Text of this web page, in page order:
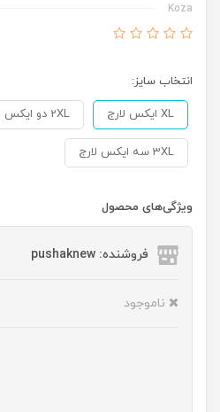
Koza
انتخاب سایز:
XL ایکس لارج 2XL دو ایکس لارج
3XL سه ایکس لارج
ویژگی‌های محصول
فروشنده: pushaknew
ناموجود